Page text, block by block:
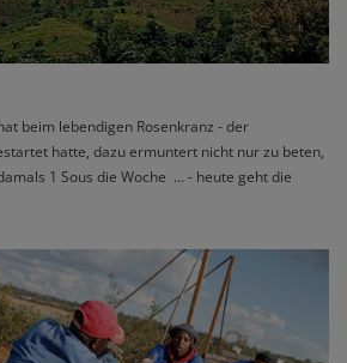
beim lebendigen Rosenkranz - der
hatte, dazu ermuntert nicht nur zu beten,
1 Sous die Woche ... - heute geht die